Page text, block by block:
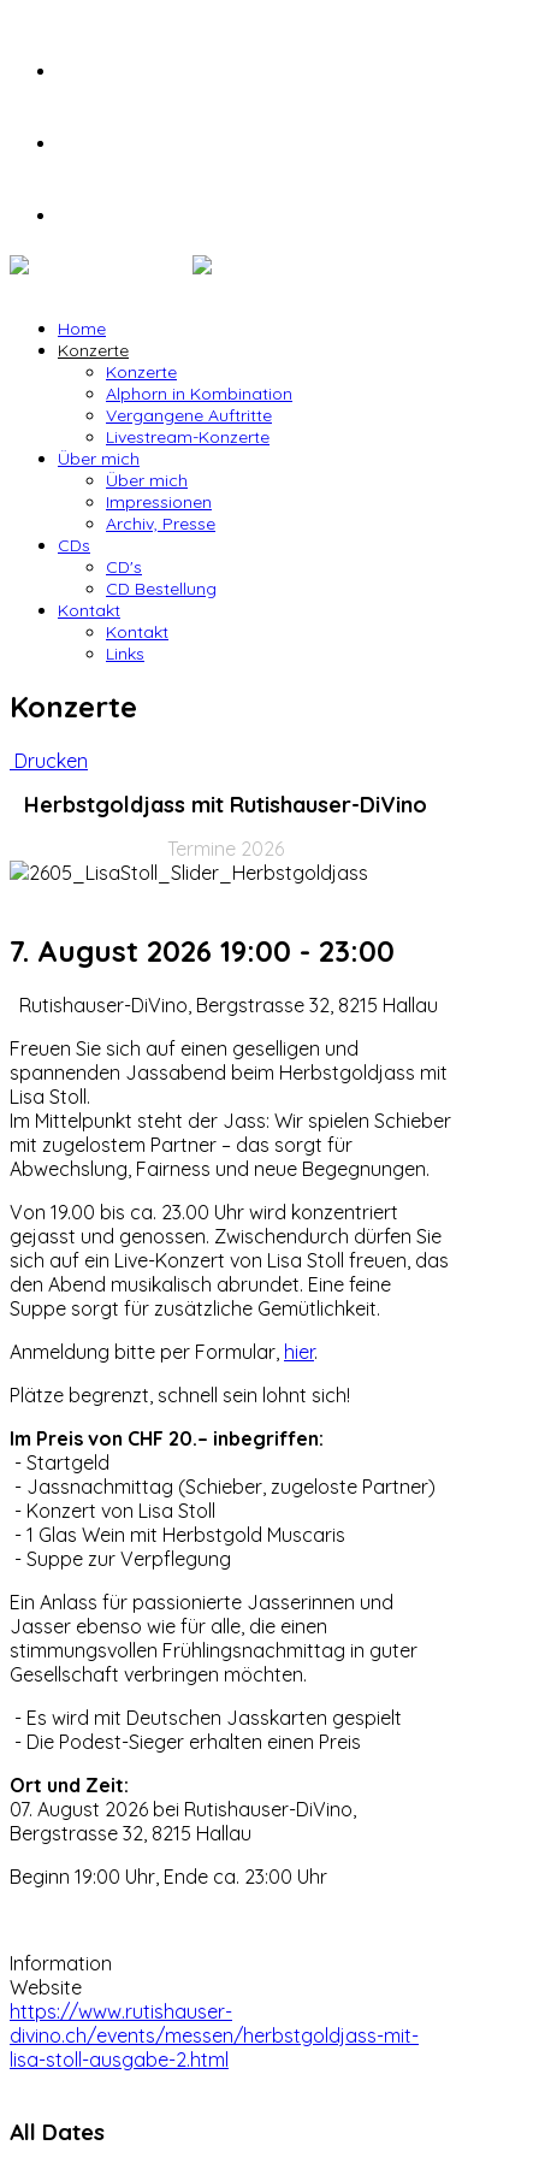
Home
Konzerte
Konzerte
Alphorn in Kombination
Vergangene Auftritte
Livestream-Konzerte
Über mich
Über mich
Impressionen
Archiv, Presse
CDs
CD's
CD Bestellung
Kontakt
Kontakt
Links
Konzerte
Drucken
Herbstgoldjass mit Rutishauser-DiVino
Termine 2026
7. August 2026 19:00 - 23:00
Rutishauser-DiVino, Bergstrasse 32, 8215 Hallau
Freuen Sie sich auf einen geselligen und
spannenden Jassabend beim Herbstgoldjass mit
Lisa Stoll.
Im Mittelpunkt steht der Jass: Wir spielen Schieber
mit zugelostem Partner – das sorgt für
Abwechslung, Fairness und neue Begegnungen.
Von 19.00 bis ca. 23.00 Uhr wird konzentriert
gejasst und genossen. Zwischendurch dürfen Sie
sich auf ein Live-Konzert von Lisa Stoll freuen, das
den Abend musikalisch abrundet. Eine feine
Suppe sorgt für zusätzliche Gemütlichkeit.
Anmeldung bitte per Formular, hier.
Plätze begrenzt, schnell sein lohnt sich!
Im Preis von CHF 20.– inbegriffen:
- Startgeld
- Jassnachmittag (Schieber, zugeloste Partner)
- Konzert von Lisa Stoll
- 1 Glas Wein mit Herbstgold Muscaris
- Suppe zur Verpflegung
Ein Anlass für passionierte Jasserinnen und
Jasser ebenso wie für alle, die einen
stimmungsvollen Frühlingsnachmittag in guter
Gesellschaft verbringen möchten.
- Es wird mit Deutschen Jasskarten gespielt
- Die Podest-Sieger erhalten einen Preis
Ort und Zeit:
07. August 2026 bei Rutishauser-DiVino,
Bergstrasse 32, 8215 Hallau
Beginn 19:00 Uhr, Ende ca. 23:00 Uhr
Information
Website
https://www.rutishauser-
divino.ch/events/messen/herbstgoldjass-mit-
lisa-stoll-ausgabe-2.html
All Dates